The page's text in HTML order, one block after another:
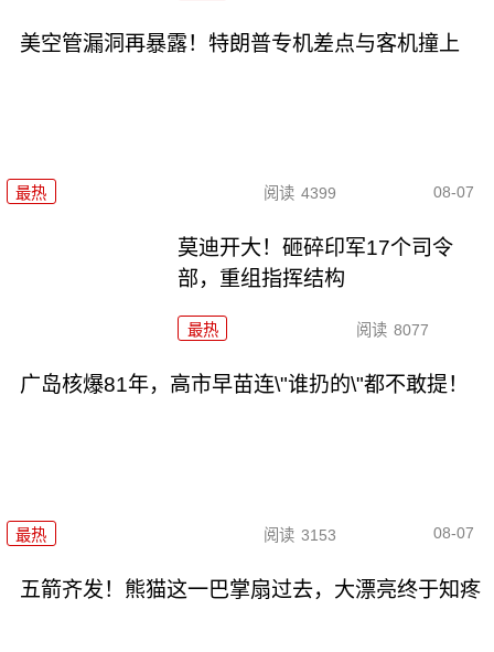
美空管漏洞再暴露！特朗普专机差点与客机撞上
最热 阅读 4399 08-07
莫迪开大！砸碎印军17个司令
部，重组指挥结构
最热 阅读 8077
广岛核爆81年，高市早苗连\"谁扔的\"都不敢提！
最热 阅读 3153 08-07
五箭齐发！熊猫这一巴掌扇过去，大漂亮终于知疼